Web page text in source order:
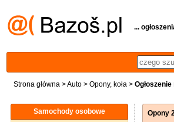
...
Strona główna >Auto > Opony, koła >
Samochody osobowe
Opony